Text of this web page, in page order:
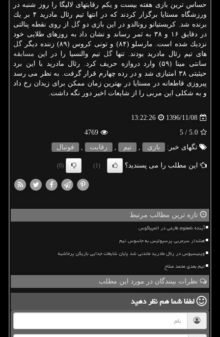
حساس ترین بازی هفته بیست و یكم رقابتهای لالیگا را روز شنبه در
ورزشگاه مستایا برگزار كردند كه در انتها تیم رئال مادرید ۴ بر یك
برنده شد. كریستیانو رونالدو در این بازی دو گل از روی نقطه پنالتی
در دقایق ۱۶ و ۳۸ به ثمر رساند و نشان داد به روزهای طلایی خود
نزدیك شده است. مارسلو (۸۴) و تونی كروس (۸۹) زننده دیگر
گل
های تیم رئال مادرید بودند. تنها گل تیم والنسیا را در این مسابقه
سانتی مینا (۵۹) وارد دروازه حریف كرد. رئال مادرید با این برد
حیثیتی ۳۸ امتیازی شد و در رده چهارم قرار گرفت. به نظر می رسد
پیروزی قاطعانه در مستایا در بهترین زمان ممكن برای زیدان رخ داد
و به شكلی این مربی را از شایعات اخیر دور نگه داشت.
1396/11/08
13:22:26
5.0
/ 5
4769
تگهای خبر:
بازی , تیم , رقابت , فوتبال
این مطلب را می پسندید؟ (1)
(0)
تازه ترین مطالب مرتبط
آینده نامعلوم طارمی در المپیاکوس
هشدار سرمربی پرسپولیس به جاسوس تیم
وینیسیوس در رئال مادرید ماندنی شد پایان شایعات جدایی بازیکن پرحاشیه
تیم بعدی محمد صلاح
نظرات بینندگان در مورد این مطلب
لطفا شما همنظر دهید